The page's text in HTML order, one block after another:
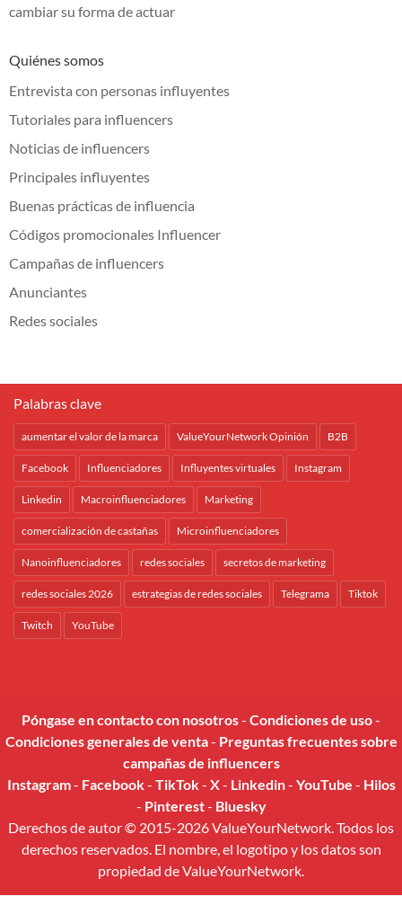
cambiar su forma de actuar
Quiénes somos
Entrevista con personas influyentes
Tutoriales para influencers
Noticias de influencers
Principales influyentes
Buenas prácticas de influencia
Códigos promocionales Influencer
Campañas de influencers
Anunciantes
Redes sociales
Palabras clave
aumentar el valor de la marca ValueYourNetwork Opinión B2B
Facebook Influenciadores Influyentes virtuales Instagram
Linkedin Macroinfluenciadores Marketing
comercialización de castañas Microinfluenciadores
Nanoinfluenciadores redes sociales secretos de marketing
redes sociales 2026 estrategias de redes sociales Telegrama Tiktok
Twitch YouTube
Póngase en contacto con nosotros- Condiciones de uso-
Condiciones generales de venta- Preguntas frecuentes sobre
campañas de influencers
Instagram- Facebook- TikTok- X- Linkedin- YouTube - Hilos
- Pinterest- Bluesky
Derechos de autor © 2015-2026 ValueYourNetwork. Todos los
derechos reservados. El nombre, el logotipo y los datos son
propiedad de ValueYourNetwork.